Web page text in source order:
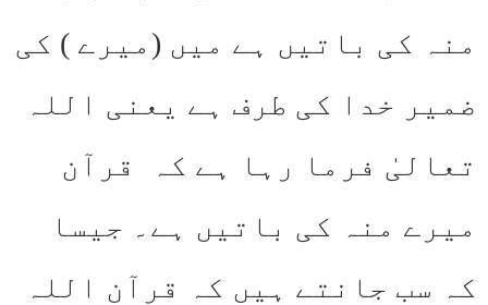
منہ کی باتیں ہے میں (میرے ) کی
ضمیر خدا کی طرف ہے یعنی اللہ
تعالیٰ فرما رہا ہے کہ قرآن
میرے منہ کی باتیں ہے۔ جیسا
کہ سب جانتے ہیں کہ قرآن اللہ